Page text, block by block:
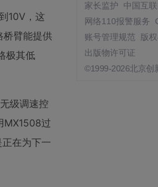
10V，这
桥臂能提供
极其低
级调速控
MX1508过
在为下一
家长监护
中国互
网络110报警服务
账号管理规范
版
出版物许可证
©1999-2026北京创